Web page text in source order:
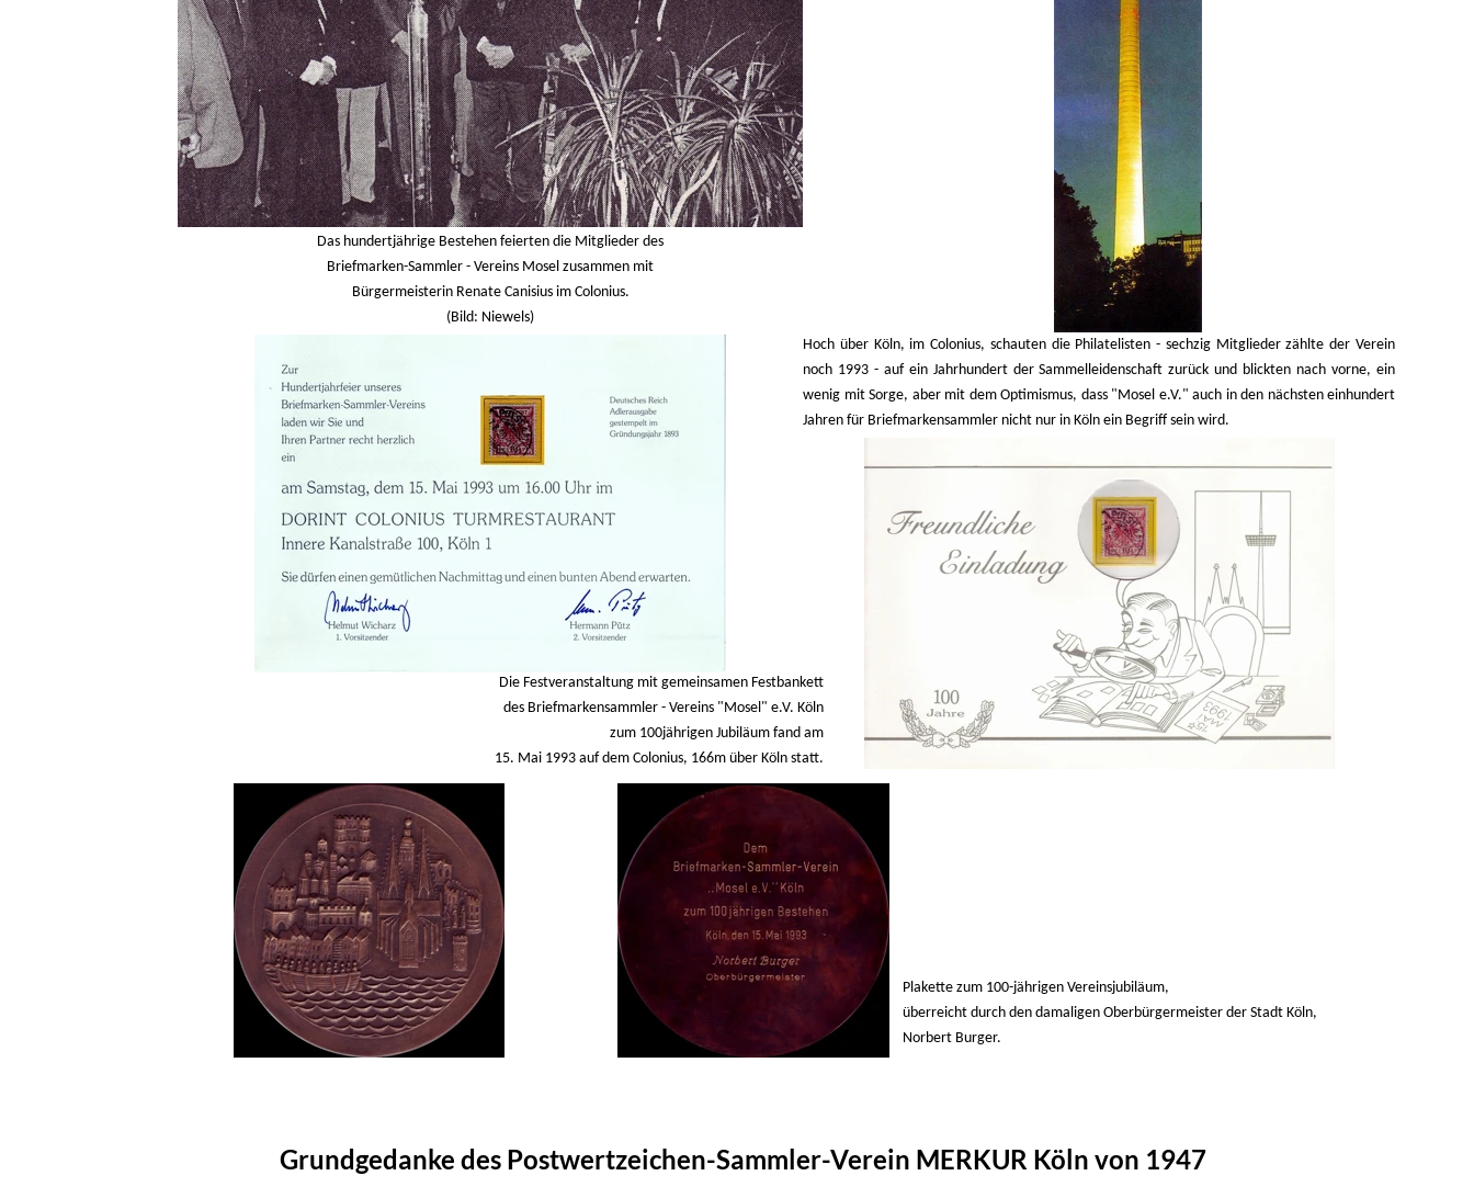
Das hundertjährige Bestehen feierten die Mitglieder des
Briefmarken-Sammler - Vereins Mosel zusammen mit
Bürgermeisterin Renate Canisius im Colonius.
(Bild: Niewels)
Die Festveranstaltung mit gemeinsamen Festbankett
des Briefmarkensammler - Vereins "Mosel" e.V. Köln
zum 100jährigen Jubiläum fand am
15. Mai 1993 auf dem Colonius, 166m über Köln statt.
Hoch über Köln, im Colonius, schauten die Philatelisten - sechzig Mitglieder zählte der Verein
noch 1993 - auf ein Jahrhundert der Sammelleidenschaft zurück und blickten nach vorne, ein
wenig mit Sorge, aber mit dem Optimismus, dass "Mosel e.V." auch in den nächsten einhundert
Jahren für Briefmarkensammler nicht nur in Köln ein Begriff sein wird.
Plakette zum 100-jährigen Vereinsjubiläum,
überreicht durch den damaligen Oberbürgermeister der Stadt Köln,
Norbert Burger.
Grundgedanke des Postwertzeichen-Sammler-Verein MERKUR Köln von 1947